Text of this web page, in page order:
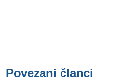
Povezani članci